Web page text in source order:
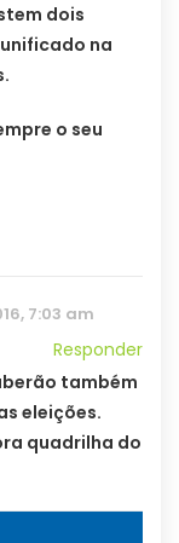
dois
na
o seu
7:03 am
Responder
também
eleições.
quadrilha do